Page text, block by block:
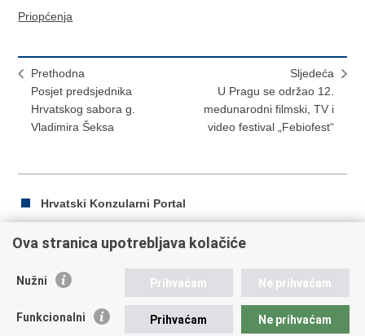
Priopćenja
Prethodna
Posjet predsjednika
Hrvatskog sabora g.
Vladimira Šeksa
Sljedeća
U Pragu se održao 12.
medunarodni filmski, TV i
video festival „Febiofest“
Hrvatski Konzularni Portal
Ispiši
Podijeli
Facebooku
Twitteru
Republika Hrvatska
Ova stranica upotrebljava kolačiće
Nužni Prihvaćam Ne prihvaćam
Funkcionalni Prihvaćam Ne prihvaćam